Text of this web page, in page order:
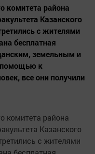
комитета района
Казанского
с жителями
бесплатная
земельным и
помощью к
все они получили
комитета района
Казанского
с жителями